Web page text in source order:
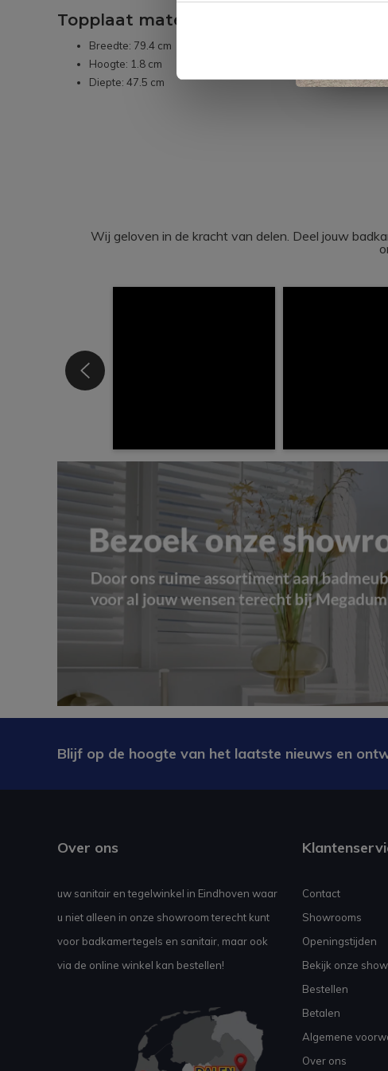
Topplaat maten
Breedte: 79.4 cm
Hoogte: 1.8 cm
Diepte: 47.5 cm
Wij geloven in de kracht van delen. Deel jouw
Blijf op de hoogte van het laatste nieuws en
Over ons
uw sanitair en tegelwinkel in Eindhoven waar
u niet alleen in onze showroom terecht kunt
voor badkamertegels en sanitair, maar ook
via de online winkel kan bestellen!
Contact
Showrooms
Openingstijden
Bekijk onze
Bestellen
Betalen
Algemene
Over ons